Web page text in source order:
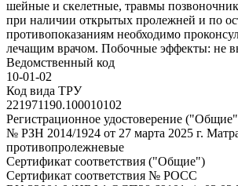
шейные и скелетные, травмы
при наличии открытых пролежней и по
противопоказаниям необходимо
лечащим врачом. Побочные эффекты: не
Ведомственный код
10-01-02
Код вида ТРУ
221971190.100010102
Регистрационное удостоверение
№ РЗН 2014/1924 от 27 марта 2025 г.
противопролежневые
Сертификат соответствия ("Общие")
Сертификат соответствия № РОСС